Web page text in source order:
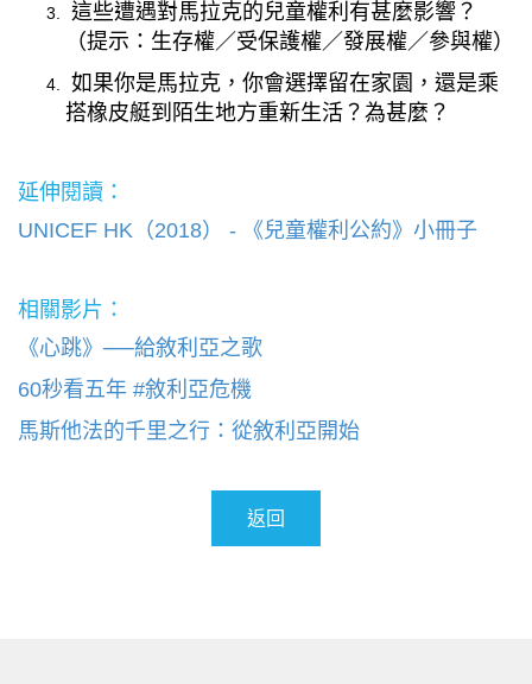
這些遭遇對馬拉克的兒童權利有甚麼影響？
（提示：生存權／受保護權／發展權／參與權）
如果你是馬拉克，你會選擇留在家園，還是乘
搭橡皮艇到陌生地方重新生活？為甚麼？
延伸閱讀：
UNICEF HK（2018）
- 《兒童權利公約》小冊子
相關影片：
《心跳》──給敘利亞之歌
60秒看五年 #敘利亞危機
馬斯他法的千里之行：從敘利亞開始
返回